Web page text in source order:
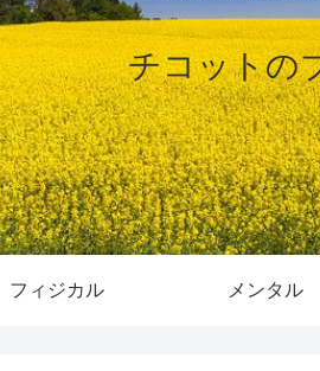
チコットの
フィジカル メンタル